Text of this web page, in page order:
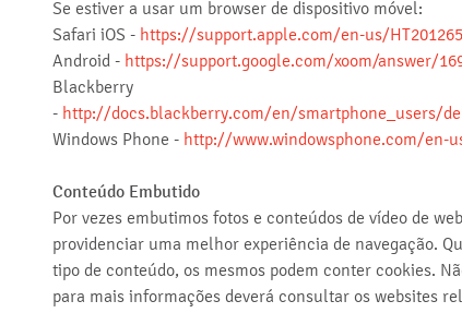
Se estiver a usar um browser de dispositivo móvel:
Safari iOS - https://support.apple.com/en-us/HT201265
Android - https://support.google.com/xoom/answer/
Blackberry
- http://docs.blackberry.com/en/smartphone_users/
Windows Phone - http://www.windowsphone.com/en-
Conteúdo Embutido
Por vezes embutimos fotos e conteúdos de vídeo de
providenciar uma melhor experiência de navegação.
tipo de conteúdo, os mesmos podem conter cookies.
para mais informações deverá consultar os websites